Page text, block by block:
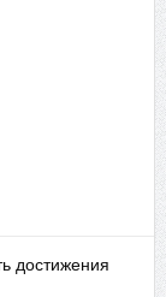
достижения